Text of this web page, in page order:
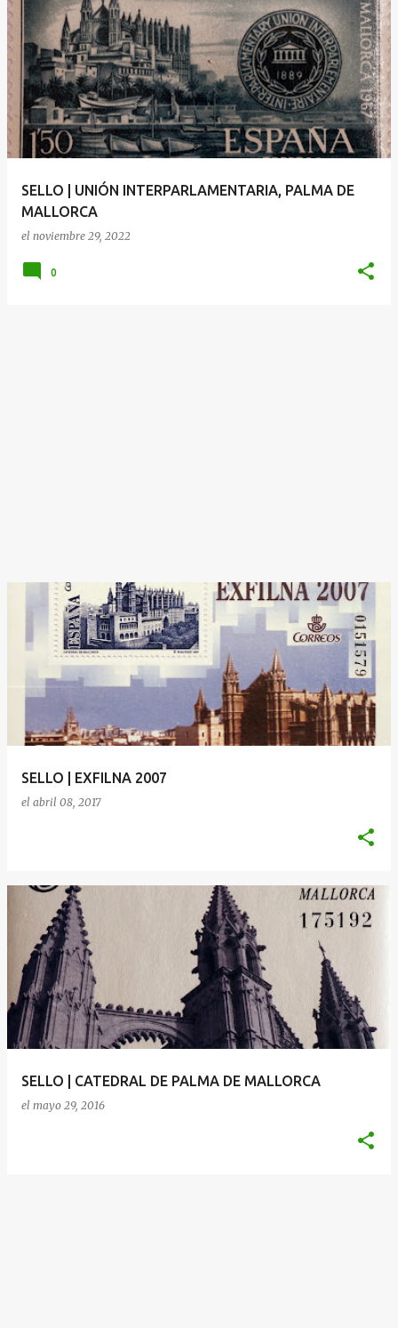
E
n
t
r
a
d
SELLO | UNIÓN INTERPARLAMENTARIA, PALMA DE
MALLORCA
el noviembre 29, 2022
0
SELLO | EXFILNA 2007
el abril 08, 2017
SELLO | CATEDRAL DE PALMA DE MALLORCA
el mayo 29, 2016